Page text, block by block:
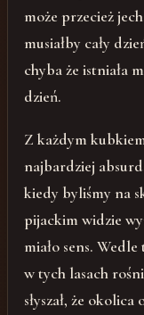
może przecież
musiałby cały
chyba że istniała
dzień.
Z każdym
najbardziej
kiedy byliśmy na
pijackim widzie
miało sens.
w tych lasach
słyszał, że